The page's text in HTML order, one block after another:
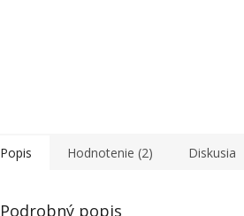
Popis Hodnotenie (2) Diskusia
Podrobný popis